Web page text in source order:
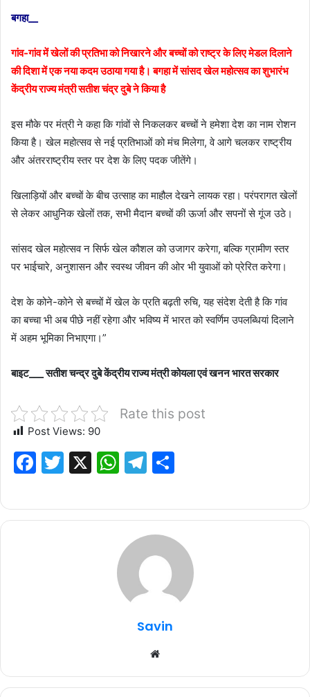
बगहा__
गांव-गांव में खेलों की प्रतिभा को निखारने और बच्चों को राष्ट्र के लिए मेडल दिलाने
की दिशा में एक नया कदम उठाया गया है। बगहा में सांसद खेल महोत्सव का शुभारंभ
केंद्रीय राज्य मंत्री सतीश चंद्र दुबे ने किया है
इस मौके पर मंत्री ने कहा कि गांवों से निकलकर बच्चों ने हमेशा देश का नाम रोशन
किया है। खेल महोत्सव से नई प्रतिभाओं को मंच मिलेगा, वे आगे चलकर राष्ट्रीय
और अंतरराष्ट्रीय स्तर पर देश के लिए पदक जीतेंगे।
खिलाड़ियों और बच्चों के बीच उत्साह का माहौल देखने लायक रहा। परंपरागत खेलों
से लेकर आधुनिक खेलों तक, सभी मैदान बच्चों की ऊर्जा और सपनों से गूंज उठे।
सांसद खेल महोत्सव न सिर्फ खेल कौशल को उजागर करेगा, बल्कि ग्रामीण स्तर
पर भाईचारे, अनुशासन और स्वस्थ जीवन की ओर भी युवाओं को प्रेरित करेगा।
देश के कोने-कोने से बच्चों में खेल के प्रति बढ़ती रुचि, यह संदेश देती है कि गांव
का बच्चा भी अब पीछे नहीं रहेगा और भविष्य में भारत को स्वर्णिम उपलब्धियां दिलाने
में अहम भूमिका निभाएगा।”
बाइट___ सतीश चन्द्र दुबे केंद्रीय राज्य मंत्री कोयला एवं खनन भारत सरकार
Rate this post
Post Views: 90
F
c
e
T
it
te
X
W
at
s
A
p
T
e
g
ra
ar
e
Savin